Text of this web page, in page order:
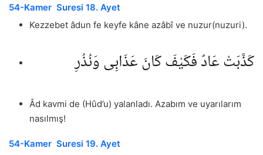
54-Kamer Suresi 18. Ayet
Kezzebet âdun fe keyfe kâne azâbî ve nuzur(nuzuri).
كَذَّبَتْ عَادٌ فَكَيْفَ كَانَ عَذَابِى وَنُذُرِ
Âd kavmi de (Hûd’u) yalanladı. Azabım ve uyarılarım
nasılmış!
54-Kamer Suresi 19. Ayet